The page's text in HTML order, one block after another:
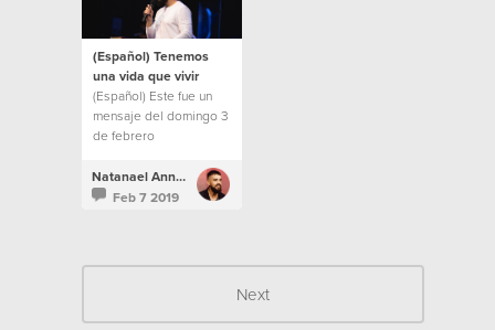
(Español) Tenemos
una vida que vivir
(Español) Este fue un
mensaje del domingo 3
de febrero
Natanael Annacondia
Feb 7 2019
Next